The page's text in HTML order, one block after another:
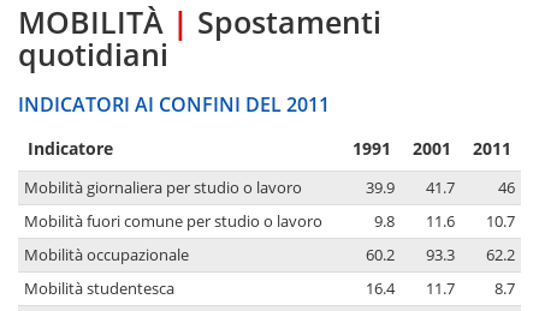
MOBILITÀ | Spostamenti
quotidiani
INDICATORI AI CONFINI DEL 2011
Indicatore 1991 2001 2011
Mobilità giornaliera per studio o lavoro 39.9 41.7
46
Mobilità fuori comune per studio o lavoro
9.8 11.6
10.7
Mobilità occupazionale
60.2 93.3
62.2
Mobilità studentesca
16.4 11.7
8.7